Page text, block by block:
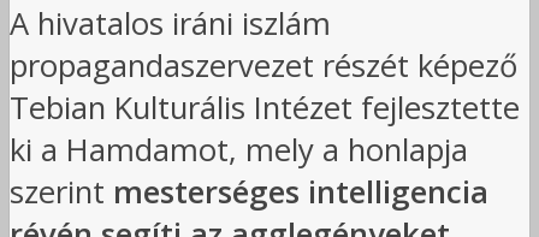
A hivatalos iráni iszlám
propagandaszervezet részét képező
Tebian Kulturális Intézet fejlesztette
ki a Hamdamot, mely a honlapja
szerint mesterséges intelligencia